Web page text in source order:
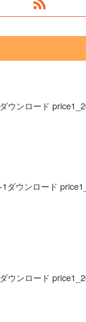
ウンロード
ダウンロード
ウンロード